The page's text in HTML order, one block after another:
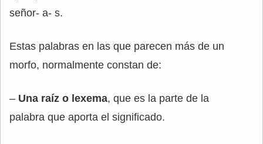
señor- a- s.
Estas palabras en las que parecen más de un
morfo, normalmente constan de:
– Una raíz o lexema, que es la parte de la
palabra que aporta el significado.